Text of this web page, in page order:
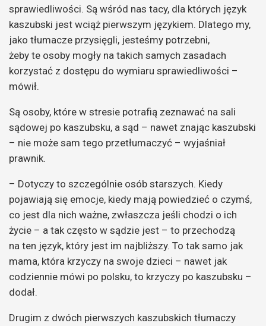
sprawiedliwości. Są wśród nas tacy, dla których język
kaszubski jest wciąż pierwszym językiem. Dlatego my,
jako tłumacze przysięgli, jesteśmy potrzebni,
żeby te osoby mogły na takich samych zasadach
korzystać z dostępu do wymiaru sprawiedliwości –
mówił.
Są osoby, które w stresie potrafią zeznawać na sali
sądowej po kaszubsku, a sąd – nawet znając kaszubski
– nie może sam tego przetłumaczyć – wyjaśniał
prawnik.
– Dotyczy to szczególnie osób starszych. Kiedy
pojawiają się emocje, kiedy mają powiedzieć o czymś,
co jest dla nich ważne, zwłaszcza jeśli chodzi o ich
życie – a tak często w sądzie jest – to przechodzą
na ten język, który jest im najbliższy. To tak samo jak
mama, która krzyczy na swoje dzieci – nawet jak
codziennie mówi po polsku, to krzyczy po kaszubsku –
dodał.
Drugim z dwóch pierwszych kaszubskich tłumaczy